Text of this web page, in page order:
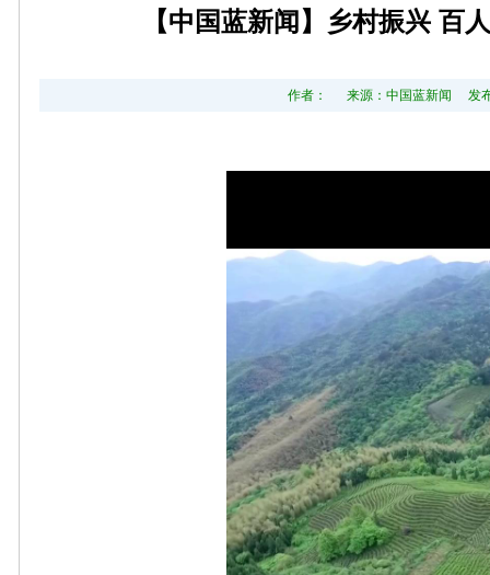
【中国蓝新闻】乡村振兴 百
作者： 来源：中国蓝新闻 发